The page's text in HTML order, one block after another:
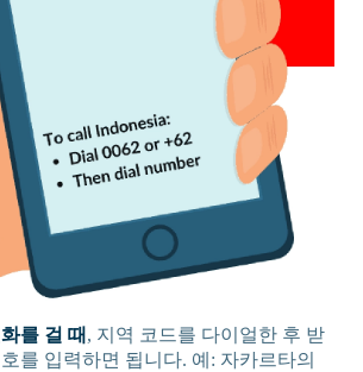
를 걸 때 , 지역 코드를 다이얼한 후 받
를 입력하면 됩니다. 예: 자카르타의